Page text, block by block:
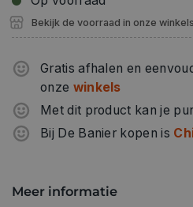
Bekijk de voorraad in onze winkels
Gratis afhalen en
onze winkels
Met dit product kan je
Bij De Banier kopen is
Meer informatie